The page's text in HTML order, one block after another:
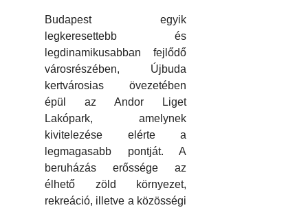
Budapest egyik
legkeresettebb és
legdinamikusabban fejlődő
városrészében, Újbuda
kertvárosias övezetében
épül az Andor Liget
Lakópark, amelynek
kivitelezése elérte a
legmagasabb pontját. A
beruházás erőssége az
élhető zöld környezet,
rekreáció, illetve a közösségi